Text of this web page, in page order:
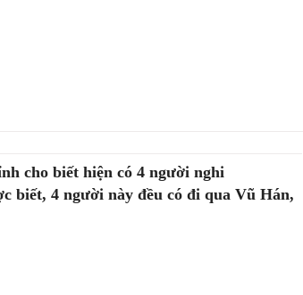
cho biết hiện có 4 người nghi
biết, 4 người này đều có đi qua Vũ Hán,